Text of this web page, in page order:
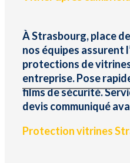
À Strasbourg, place
nos équipes assurent
protections de
entreprise. Pose
films de sécurité.
devis communiqué
Protection vitrines